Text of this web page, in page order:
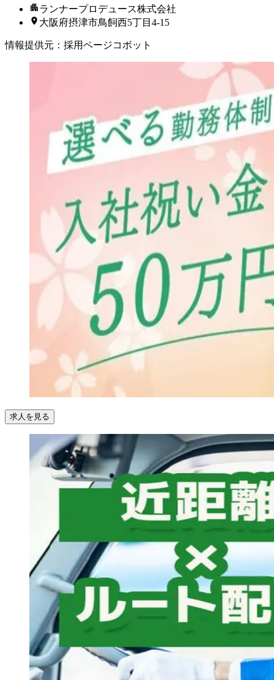
ランナープロデュース株式会社
大阪府摂津市鳥飼西5丁目4-15
情報提供元 ： 採用ページコボット
求人を見る